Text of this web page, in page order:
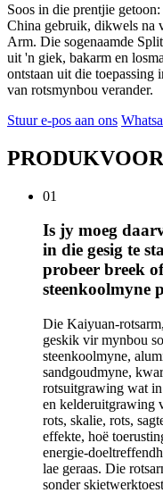
Soos in die prentjie
China gebruik, dikwels na
Arm. Die sogenaamde
uit 'n giek, bakarm en
ontstaan ​​uit die toepassing
van rotsmynbou verander.
Stuur e-pos aan ons
01
Is jy moeg
in die gesig te
probeer breek
steenkoolmyne
Die Kaiyuan-
geskik vir mynbou
steenkoolmyne,
sandgoudmyne,
rotsuitgrawing wat in
en kelderuitgrawing
rots, skalie, rots,
effekte, hoë
energie-
lae geraas. Die
sonder